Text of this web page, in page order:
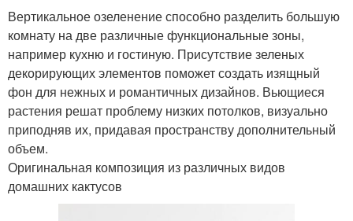
Вертикальное озеленение способно разделить большую
комнату на две различные функциональные зоны,
например кухню и гостиную. Присутствие зеленых
декорирующих элементов поможет создать изящный
фон для нежных и романтичных дизайнов. Вьющиеся
растения решат проблему низких потолков, визуально
приподняв их, придавая пространству дополнительный
объем.
Оригинальная композиция из различных видов
домашних кактусов